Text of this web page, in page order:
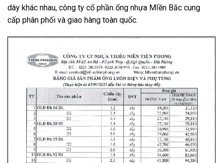
dày khác nhau, công ty cổ phần ống nhựa MIền Bắc cung
cấp phân phối và giao hàng toàn quốc.